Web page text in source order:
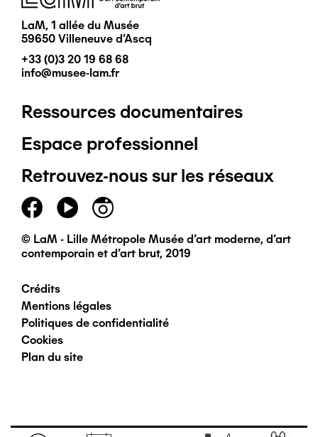
LaM, 1 allée du Musée
59650 Villeneuve d'Ascq
+33 (0)3 20 19 68 68
info@musee-lam.fr
Pied
de
page
principal
Ressources documentaires
Espace professionnel
Retrouvez-nous sur les réseaux
© LaM - Lille Métropole Musée d'art moderne, d'art
contemporain et d'art brut, 2019
Pied
de
page
Crédits
Mentions légales
Politiques de confidentialité
Cookies
Plan du site